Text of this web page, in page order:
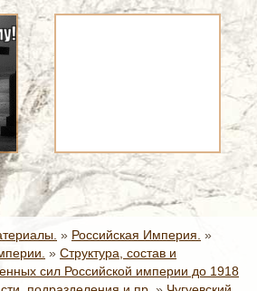
» Российская Империя. »
» Структура, состав и
сил Российской империи до 1918